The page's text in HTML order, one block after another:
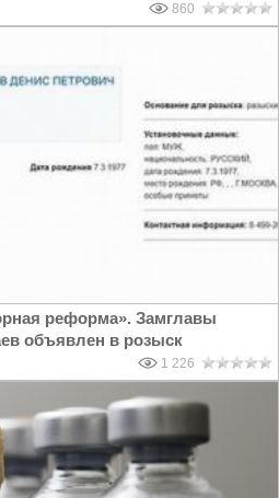
860
реформа». Замглавы
объявлен в розыск
1 226